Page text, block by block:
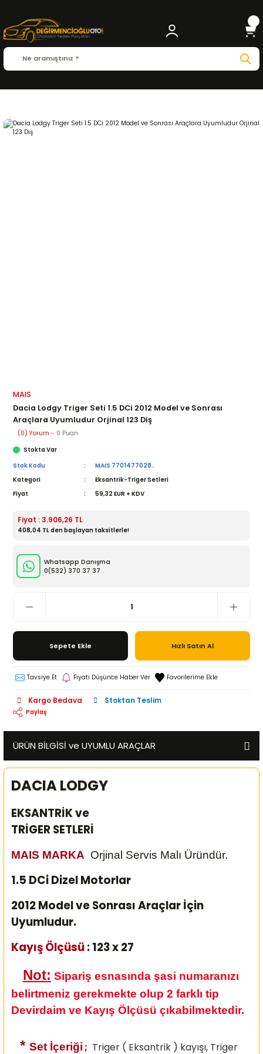
MAIS
Dacia Lodgy Triger Seti 1.5 DCi 2012 Model ve Sonrası
Araçlara Uyumludur Orjinal 123 Diş
(0) Yorum - 0 Puan
Stokta Var
Stok Kodu
MAIS 7701477028..
Kategori
Eksantrik-Triger Setleri
Fiyat
59,32 EUR + KDV
Fiyat : 3.906,26 TL
408,04 TL den başlayan taksitlerle!
Whatsapp Danışma
0(532) 370 37 37
Sepete Ekle Hızlı Satın Al
Tavsiye Et Fiyatı Düşünce Haber Ver
Kargo Bedava Stoktan Teslim
Paylaş
ÜRÜN BİLGİSİ ve UYUMLU ARAÇLAR
DACIA LODGY
EKSANTRİK ve
TRİGER SETLERİ
MAIS MARKA Orjinal Servis Malı Üründür.
1.5 DCi Dizel Motorlar
2012 Model ve Sonrası Araçlar İçin
Uyumludur.
Kayış Ölçüsü: 123 x 27
Not: Sipariş esnasında şasi numaranızı
belirtmeniz gerekmekte olup 2 farklı tip
Devirdaim ve Kayış Ölçüsü çıkabilmektedir.
* Set İçeriği ; Triger ( Eksantrik ) kayışı, Triger